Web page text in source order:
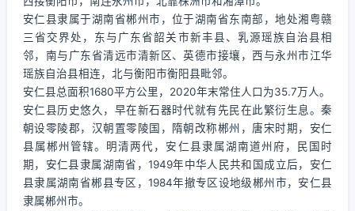
安仁县隶属于湖南省郴州市，位于湖南省东南部，地处湘粤赣
三省交界处，东与广东省韶关市新丰县、乳源瑶族自治县相
邻，南与广东省清远市清新区、英德市接壤，西与永州市江华
瑶族自治县相连，北与衡阳市衡阳县毗邻。
安仁县总面积1680平方公里，2020年末常住人口为35.7万人。
安仁县历史悠久，早在新石器时代就有先民在此繁衍生息。秦
朝设零陵郡，汉朝置零陵国，隋朝改称郴州，唐宋时期，安仁
县属郴州管辖。明清两代，安仁县隶属湖南道州府，民国时
期，安仁县隶属湖南省，1949年中华人民共和国成立后，安仁
县隶属湖南省郴县专区，1984年撤专区设地级郴州市，安仁县
隶属郴州市。